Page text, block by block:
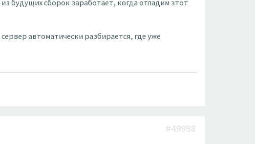
будущих сборок заработает, когда отладим этот
автоматически разбирается, где уже
#49998